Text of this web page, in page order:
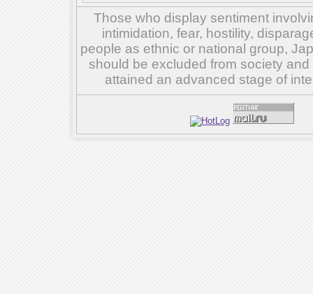
Those who display sentiment
intimidation, fear, hostility,
people as ethnic or national group,
should be excluded from society
attained an advanced stage of